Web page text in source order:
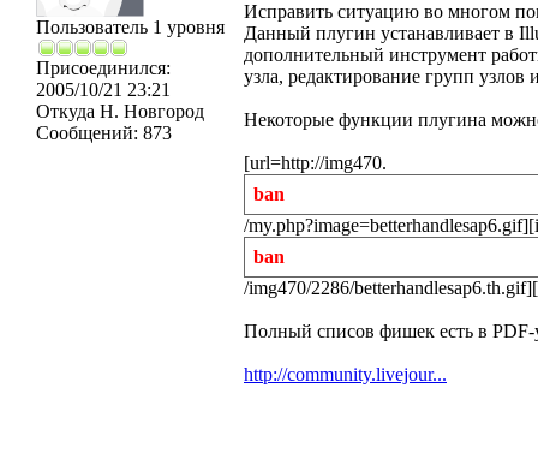
Пользователь 1 уровня
Присоединился:
2005/10/21 23:21
Откуда Н. Новгород
Сообщений: 873
Исправить ситуацию во многом
Данный плугин устанавливает в
дополнительный инструмент
узла, редактирование групп узлов
Некоторые функции плугина
[url=http://img470.
ban
/
ban
/img470/2286/
Полный списов фишек есть в PDF-
http://community.livejour...